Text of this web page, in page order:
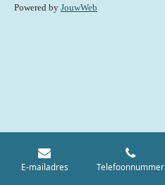
Powered by JouwWeb
E-mailadres Telefoonnummer